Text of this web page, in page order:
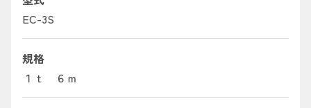
EC-3S
規格
１ｔ ６ｍ